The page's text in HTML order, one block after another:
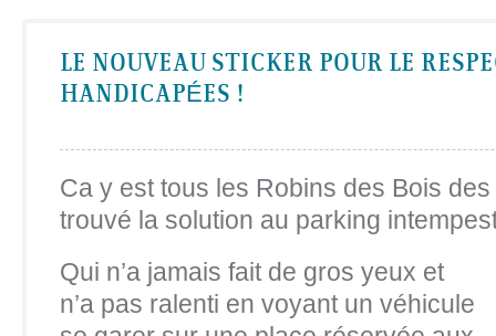
LE NOUVEAU STICKER POUR LE
HANDICAPÉES !
Ca y est tous les Robins des Bois
trouvé la solution au parking
Qui n’a jamais fait de gros yeux et
n’a pas ralenti en voyant un véhicule